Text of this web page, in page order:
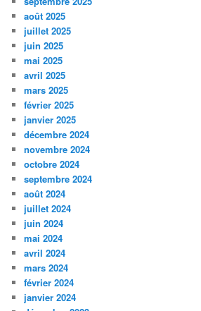
août 2025
juillet 2025
juin 2025
mai 2025
avril 2025
mars 2025
février 2025
janvier 2025
décembre 2024
novembre 2024
octobre 2024
septembre 2024
août 2024
juillet 2024
juin 2024
mai 2024
avril 2024
mars 2024
février 2024
janvier 2024